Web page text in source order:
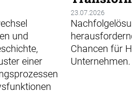
und
einer
23.07.2026
Chancen für
Unternehmen.